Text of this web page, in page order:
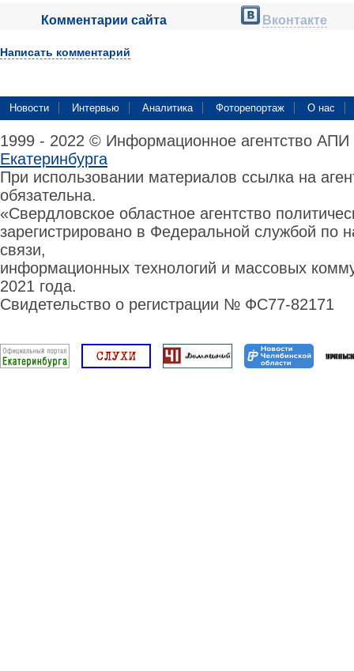
Комментарии сайта Вконтакте
Написать комментарий
Новости Интервью Аналитика Фоторепортаж О нас
1999 - 2022 © Информационное агентство
Екатеринбурга
При использовании материалов ссылка на
обязательна.
«Свердловское областное агентство
зарегистрировано в Федеральной службой по
связи,
информационных технологий и массовых
2021 года.
Свидетельство о регистрации № ФС77-82171